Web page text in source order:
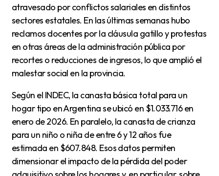
atravesado por conflictos salariales en distintos
sectores estatales. En las últimas semanas hubo
reclamos docentes por la cláusula gatillo y protestas
en otras áreas de la administración pública por
recortes o reducciones de ingresos, lo que amplió el
malestar social en la provincia.
Según el INDEC, la canasta básica total para un
hogar tipo en Argentina se ubicó en $1.033.716 en
enero de 2026. En paralelo, la canasta de crianza
para un niño o niña de entre 6 y 12 años fue
estimada en $607.848. Esos datos permiten
dimensionar el impacto de la pérdida del poder